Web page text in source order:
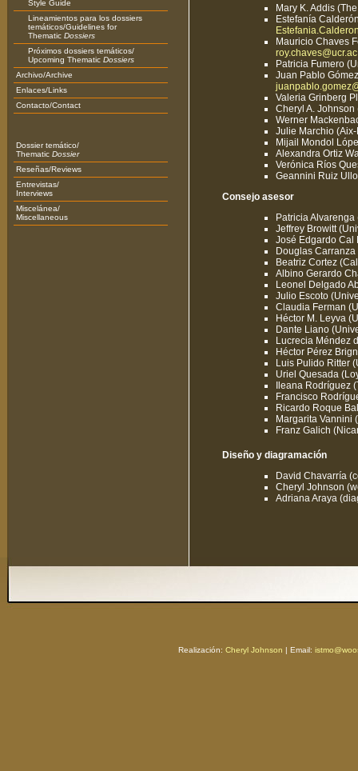
Style Guide
Lineamientos para los dossiers
temáticos/Guidelines for
Thematic Dossiers
Próximos dossiers temáticos/
Upcoming Thematic Dossiers
Archivo/Archive
Enlaces/Links
Contacto/Contact
Dossier temático/
Thematic Dossier
Reseñas/Reviews
Entrevistas/
Interviews
Miscelánea/
Miscellaneous
Mary K. Addis
Estefanía
Mauricio Chaves
Patricia Fumero
Juan Pablo
Valeria Grinberg
Cheryl A.
Werner
Julie Marchio
Mijail Mondol
Alexandra Ortiz
Verónica Ríos
Geannini Ruiz
Consejo asesor
Patricia
Jeffrey Browitt
José Edgardo Cal
Douglas
Beatriz Cortez
Albino Gerardo
Leonel Delgado
Julio Escoto
Claudia Ferman
Héctor M. Leyva
Dante Liano
Lucrecia Méndez
Héctor Pérez
Luis Pulido Ritter
Uriel Quesada
Ileana Rodríguez
Francisco
Ricardo Roque
Margarita Vannini
Franz Galich
Diseño y diagramación
David Chavarría
Cheryl Johnson
Adriana Araya
Realización: Cheryl Johnson | Email: